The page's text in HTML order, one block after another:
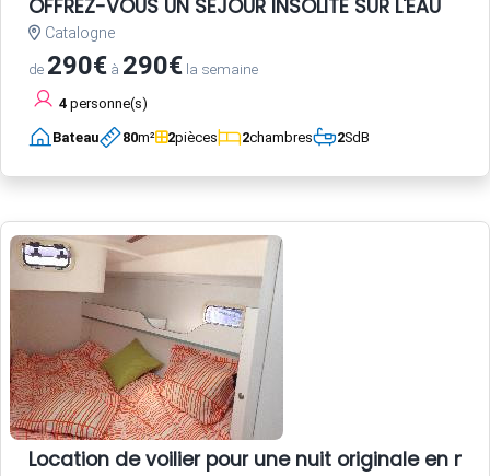
OFFREZ-VOUS UN SEJOUR INSOLITE SUR L'EAU
Catalogne
de 290€ à 290€ la semaine
4 personne(s)
Bateau 80m² 2pièces 2chambres 2SdB
Location de voilier pour une nuit originale en